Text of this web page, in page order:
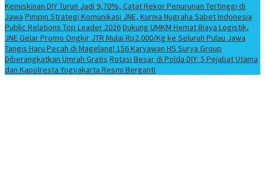
Kemiskinan DIY Turun Jadi 9,70%, Catat Rekor Penurunan Tertinggi di
Jawa Pimpin Strategi Komunikasi JNE, Kurnia Nugraha Sabet Indonesia
Public Relations Top Leader 2026Dukung UMKM Hemat Biaya Logistik,
JNE Gelar Promo Ongkir JTR Mulai Rp2.000/Kg ke Seluruh Pulau Jawa
Tangis Haru Pecah di Magelang! 156 Karyawan HS Surya Group
Diberangkatkan Umrah Gratis Rotasi Besar di Polda DIY: 5 Pejabat Utama
dan Kapolresta Yogyakarta Resmi Berganti